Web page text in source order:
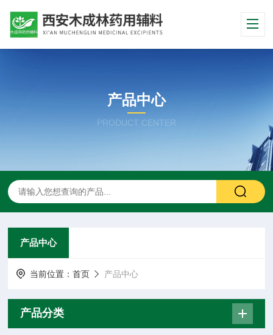
产品中心
PRODUCT CENTER
产品中心
当前位置：首页 产品中心
产品分类